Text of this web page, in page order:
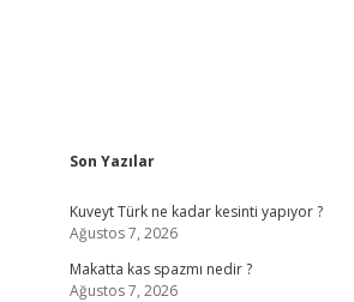
Sidebar
Son Yazılar
Kuveyt Türk ne kadar kesinti yapıyor ?
Ağustos 7, 2026
Makatta kas spazmı nedir ?
Ağustos 7, 2026